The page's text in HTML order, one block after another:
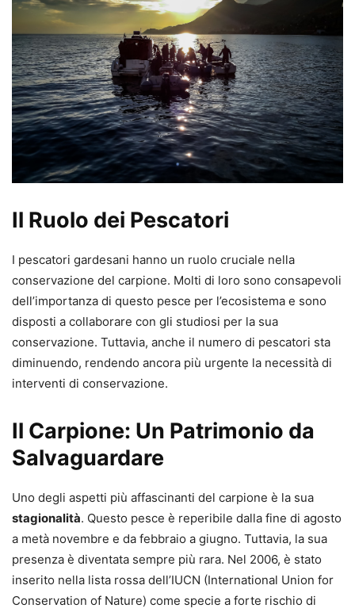
Il Ruolo dei Pescatori
I pescatori gardesani hanno un ruolo cruciale nella
conservazione del carpione. Molti di loro sono consapevoli
dell’importanza di questo pesce per l’ecosistema e sono
disposti a collaborare con gli studiosi per la sua
conservazione. Tuttavia, anche il numero di pescatori sta
diminuendo, rendendo ancora più urgente la necessità di
interventi di conservazione.
Il Carpione: Un Patrimonio da
Salvaguardare
Uno degli aspetti più affascinanti del carpione è la sua
stagionalità. Questo pesce è reperibile dalla fine di agosto
a metà novembre e da febbraio a giugno. Tuttavia, la sua
presenza è diventata sempre più rara. Nel 2006, è stato
inserito nella lista rossa dell’IUCN (International Union for
Conservation of Nature) come specie a forte rischio di